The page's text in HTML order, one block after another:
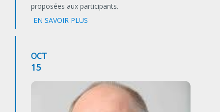
proposées aux participants.
EN SAVOIR PLUS
OCT
15